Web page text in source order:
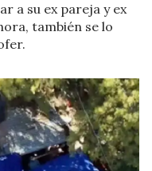
a su ex pareja y ex
también se lo